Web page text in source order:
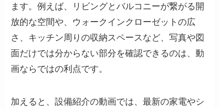
ます。例えば、リビングとバルコニーが繋がる開
放的な空間や、ウォークインクローゼットの広
さ、キッチン周りの収納スペースなど、写真や図
面だけでは分からない部分を確認できるのは、動
画ならではの利点です。
加えると、設備紹介の動画では、最新の家電やシ